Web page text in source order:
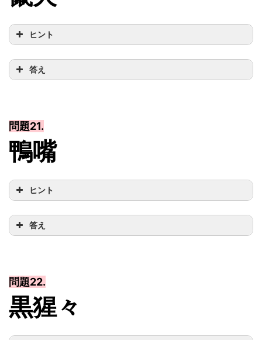
ヒント
答え
問題21.
鴨嘴
ヒント
答え
問題22.
黒猩々